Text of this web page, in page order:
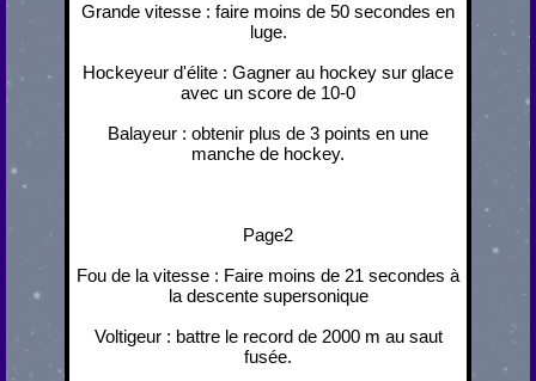
Grande vitesse : faire moins de 50 secondes en
luge.
Hockeyeur d'élite : Gagner au hockey sur glace
avec un score de 10-0
Balayeur : obtenir plus de 3 points en une
manche de hockey.
Page2
Fou de la vitesse : Faire moins de 21 secondes à
la descente supersonique
Voltigeur : battre le record de 2000 m au saut
fusée.